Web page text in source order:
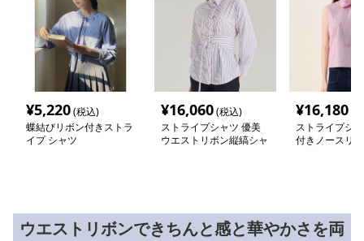
¥5,220(税込)
蝶結びリボン付きストラ
イプ シャツ
¥16,060(税込)
ストライプシャツ 優美
ウエストリボン縦縞シャ
¥16,180
ストライプシ
付きノースリ
ウエストリボンできちんと感と華やかさを両